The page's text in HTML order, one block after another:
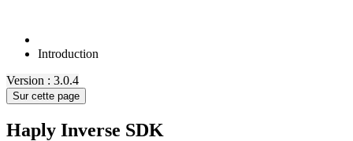
Introduction
Version : 3.0.4
Sur cette page
Haply Inverse SDK